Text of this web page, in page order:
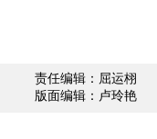
责任编辑：屈运栩
版面编辑：卢玲艳